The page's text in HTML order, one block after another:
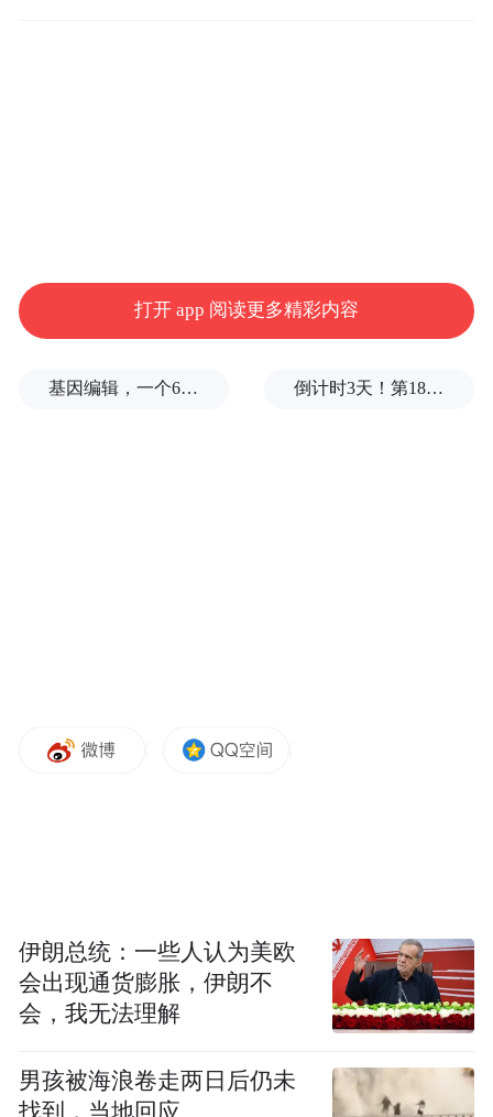
布，本平台仅提供信息存储空间服务。
Notice: The content above (including the videos,
by the user of Dafeng Hao, which is a social media
platform and merely provides information storage
打开 app 阅读更多精彩内容
基因编辑，一个6岁女孩之死 倒计时3天！第18届影响世界华人盛典即将启幕
伊朗总统：一些人认为美欧
会出现通货膨胀，伊朗不
会，我无法理解
男孩被海浪卷走两日后仍未
找到，当地回应